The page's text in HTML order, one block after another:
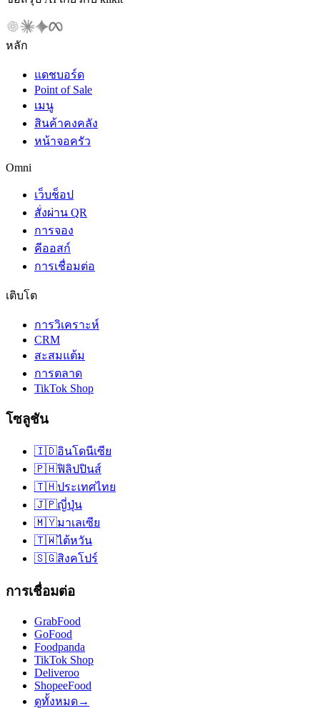
หลัก
แดชบอร์ด
Point of Sale
เมนู
สินค้าคงคลัง
หน้าจอครัว
Omni
เว็บช็อป
สั่งผ่าน QR
การจอง
คีออสก์
การเชื่อมต่อ
เติบโต
การวิเคราะห์
CRM
สะสมแต้ม
การตลาด
TikTok Shop
โซลูชัน
🇮🇩อินโดนีเซีย
🇵🇭ฟิลิปปินส์
🇹🇭ประเทศไทย
🇯🇵ญี่ปุ่น
🇲🇾มาเลเซีย
🇹🇼ไต้หวัน
🇸🇬สิงคโปร์
การเชื่อมต่อ
GrabFood
GoFood
Foodpanda
TikTok Shop
Deliveroo
ShopeeFood
ดูทั้งหมด→